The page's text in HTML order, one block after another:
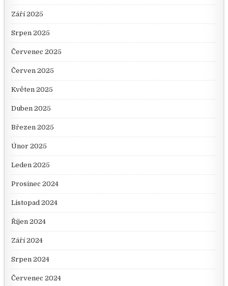
Září 2025
Srpen 2025
Červenec 2025
Červen 2025
Květen 2025
Duben 2025
Březen 2025
Únor 2025
Leden 2025
Prosinec 2024
Listopad 2024
Říjen 2024
Září 2024
Srpen 2024
Červenec 2024